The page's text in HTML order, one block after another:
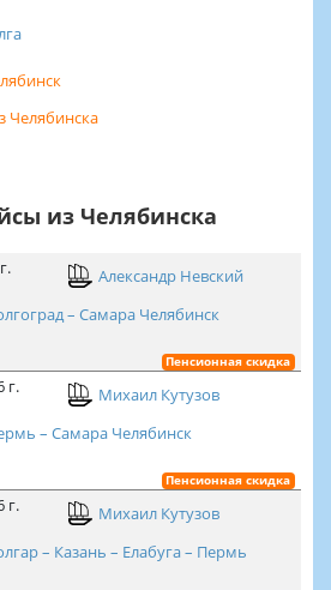
Челябинска
из Челябинска
Александр Невский
– Самара Челябинск
Пенсионная скидка
г.
Михаил Кутузов
– Самара Челябинск
Пенсионная скидка
г.
Михаил Кутузов
– Казань – Елабуга – Пермь